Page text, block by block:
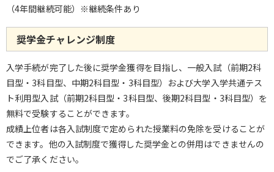
（4年間継続可能）※継続条件あり
奨学金チャレンジ制度
入学手続が完了した後に奨学金獲得を目指し、一般入試（前期2科
目型・3科目型、中期2科目型・3科目型）および大学入学共通テス
ト利用型入試（前期2科目型・3科目型、後期2科目型・3科目型）を
無料で受験することができます。
成績上位者は各入試制度で定められた授業料の免除を受けることが
できます。他の入試制度で獲得した奨学金との併用はできませんの
でご了承ください。